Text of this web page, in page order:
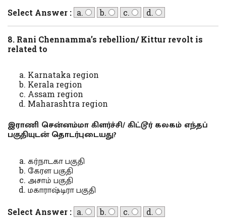
Select Answer : a. b. c. d.
8. Rani Chennamma’s rebellion/ Kittur revolt is
related to
Karnataka region
Kerala region
Assam region
Maharashtra region
இராணி சென்னம்மா கிளர்ச்சி/ கிட்டூர் கலகம் எந்தப்
பகுதியுடன் தொடர்புடையது?
கர்நாடகா பகுதி
கேரள பகுதி
அசாம் பகுதி
மகாராஷ்டிரா பகுதி
Select Answer : a. b. c. d.